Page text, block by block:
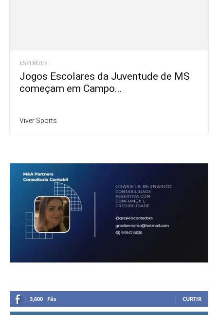
ESPORTES
Jogos Escolares da Juventude de MS
começam em Campo...
Viver Sports
3,600 Fãs CURTIR